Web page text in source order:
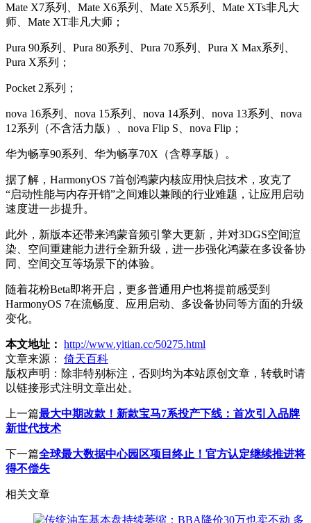
Mate X7系列、Mate X6系列、Mate X5系列、Mate XTs非凡大
师、Mate XT非凡大师；
Pura 90系列、Pura 80系列、Pura 70系列、Pura X Max系列、
Pura X系列；
Pocket 2系列；
nova 16系列、nova 15系列、nova 14系列、nova 13系列、nova
12系列（不含活力版）、nova Flip S、nova Flip；
华为畅享90系列、华为畅享70X（含尊享版）。
据了解，HarmonyOS 7首创鸿蒙内核应用快启技术，攻克了
“启动性能与内存开销”之间难以兼顾的行业难题，让应用启动
速度进一步提升。
此外，新版本还带来鸿蒙音频引擎大更新，并对3DGS空间渲
染、空间重建能力进行全新升级，进一步强化鸿蒙在多设备协
同、空间交互等场景下的体验。
随着花粉Beta即将开启，更多普通用户也将提前感受到
HarmonyOS 7在流畅度、应用启动、多设备协同等方面的升级
变化。
本文地址： http://www.yitian.cc/50275.html
文章来源：
倚天百科
版权声明： 除非特别标注，否则均为本站原创文章，转载时请
以链接形式注明文章出处。
上一篇最大中期改款！新款宝马7系投产下线：首次引入品牌
新世代技术
下一篇全球最大数据中心园区项目终止！官方认定继续推进将
得不偿失
相关文章